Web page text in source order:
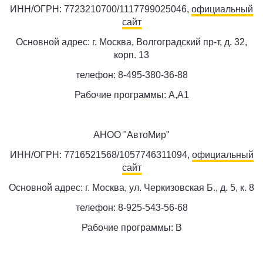
ИНН/ОГРН: 7723210700/1117799025046, официальный
сайт
Основной адрес: г. Москва, Волгоградский пр-т, д. 32,
корп. 13
телефон: 8-495-380-36-88
Рабочие программы: A,A1
АНОО "АвтоМир"
ИНН/ОГРН: 7716521568/1057746311094, официальный
сайт
Основной адрес: г. Москва, ул. Черкизовская Б., д. 5, к. 8
телефон: 8-925-543-56-68
Рабочие программы: B